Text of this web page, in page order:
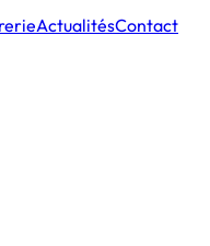
ActualitésContact